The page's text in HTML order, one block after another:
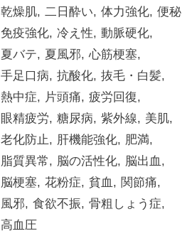
乾燥肌 二日酔い 体力強化 便秘
免疫強化 冷え性
動脈硬化
夏バテ
夏風邪
心筋梗塞
手足口病
抗酸化 抜毛・白髪
熱中症
片頭痛
疲労回復
眼精疲労
糖尿病 紫外線
美肌
老化防止
肝機能強化
肥満
脂質異常
脳の活性化
脳出血
脳梗塞
花粉症 貧血
関節痛
風邪
食欲不振
骨粗しょう症
高血圧